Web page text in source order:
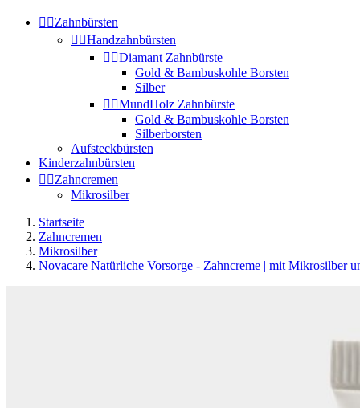
 Zahnbürsten
 Handzahnbürsten
 Diamant Zahnbürste
Gold & Bambuskohle Borsten
Silber
 MundHolz Zahnbürste
Gold & Bambuskohle Borsten
Silberborsten
Aufsteckbürsten
Kinderzahnbürsten
 Zahncremen
Mikrosilber
Startseite
Zahncremen
Mikrosilber
Novacare Natürliche Vorsorge - Zahncreme | mit Mikrosilber